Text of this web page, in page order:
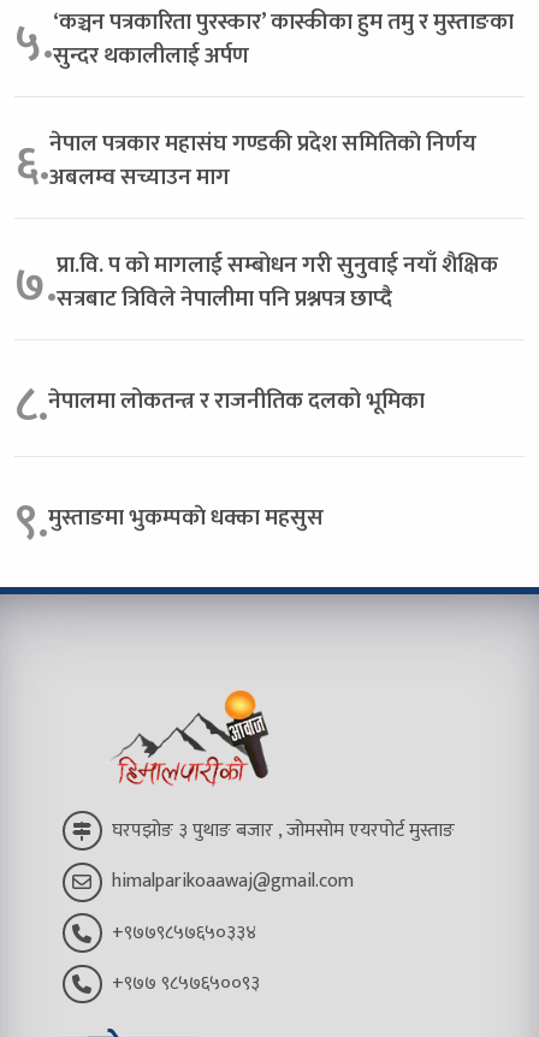
५.‘कञ्चन पत्रकारिता पुरस्कार’ कास्कीका हुम तमु र मुस्ताङका
सुन्दर थकालीलाई अर्पण
६.नेपाल पत्रकार महासंघ गण्डकी प्रदेश समितिकाे निर्णय
अबलम्व सच्याउन माग
७.प्रा.वि. प को मागलाई सम्बोधन गरी सुनुवाई नयाँ शैक्षिक
सत्रबाट त्रिविले नेपालीमा पनि प्रश्नपत्र छाप्दै
८.नेपालमा लोकतन्त्र र राजनीतिक दलको भूमिका
९.मुस्ताङमा भुकम्पकाे धक्का महसुस
घरपझोङ ३ पुथाङ बजार , जोमसोम एयरपोर्ट मुस्ताङ
himalparikoaawaj@gmail.com
+९७७९८५७६५०३३४
+९७७ ९८५७६५००९३